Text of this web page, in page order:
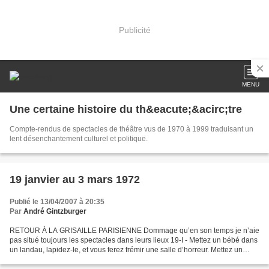
Publicité
MENU
Une certaine histoire du th&eacute;&acirc;tre
Compte-rendus de spectacles de théâtre vus de 1970 à 1999 traduisant un
lent désenchantement culturel et politique.
19 janvier au 3 mars 1972
Publié le 13/04/2007 à 20:35
Par André Gintzburger
RETOUR À LA GRISAILLE PARISIENNE Dommage qu’en son temps je n’aie
pas situé toujours les spectacles dans leurs lieux 19-I - Mettez un bébé dans
un landau, lapidez-le, et vous ferez frémir une salle d’horreur. Mettez un